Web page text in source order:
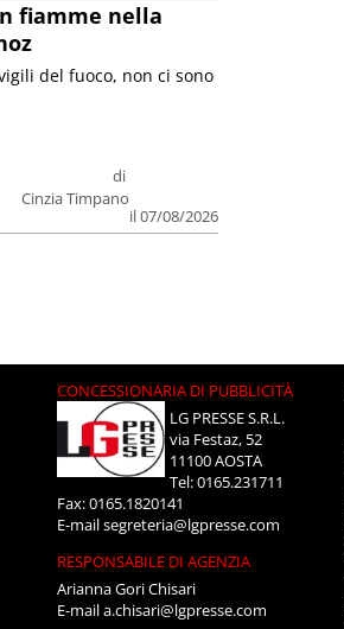
fiamme nella
di
Cinzia Timpano
il 07/08/2026
del fuoco, non ci sono
CONCESSIONARIA DI PUBBLICITÀ
LG PRESSE S.R.L.
via Festaz, 52
11100 AOSTA
Tel: 0165.231711
Fax: 0165.1820141
E-mailsegreteria@lgpresse.com
RESPONSABILE DI AGENZIA
Arianna Gori Chisari
E-maila.chisari@lgpresse.com